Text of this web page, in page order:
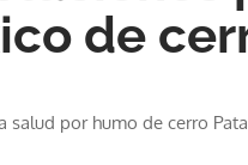
de
por humo de cerro